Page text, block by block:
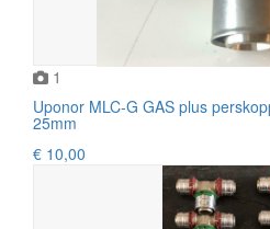
1
Uponor MLC-G GAS plus
25mm
€ 10,00